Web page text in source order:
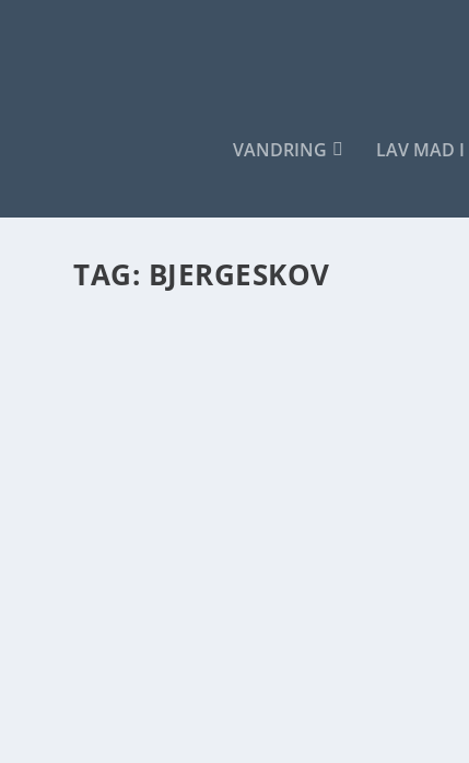
VANDRING LAV MAD I
TAG: BJERGESKOV